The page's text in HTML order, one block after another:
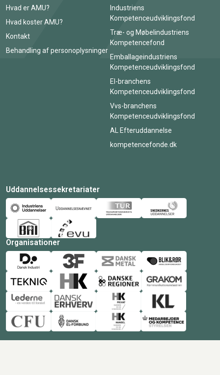
Hvad er AMU?
Hvad koster AMU?
Kontakt
Behandling af personoplysninger
Industriens
Kompetenceudviklingsfond
Træ- og Møbelindustriens
Kompetencefond
Emballageindustriens
Kompetenceudviklingsfond
El-branchens
Kompetenceudviklingsfond
Vvs-branchens
Kompetenceudviklingsfond
AL Efteruddannelse
kompetencefonde.dk
Uddannelsessekretariater
Organisationer